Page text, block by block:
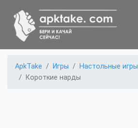
ApkTake Игры
Настольные игры
Короткие нарды